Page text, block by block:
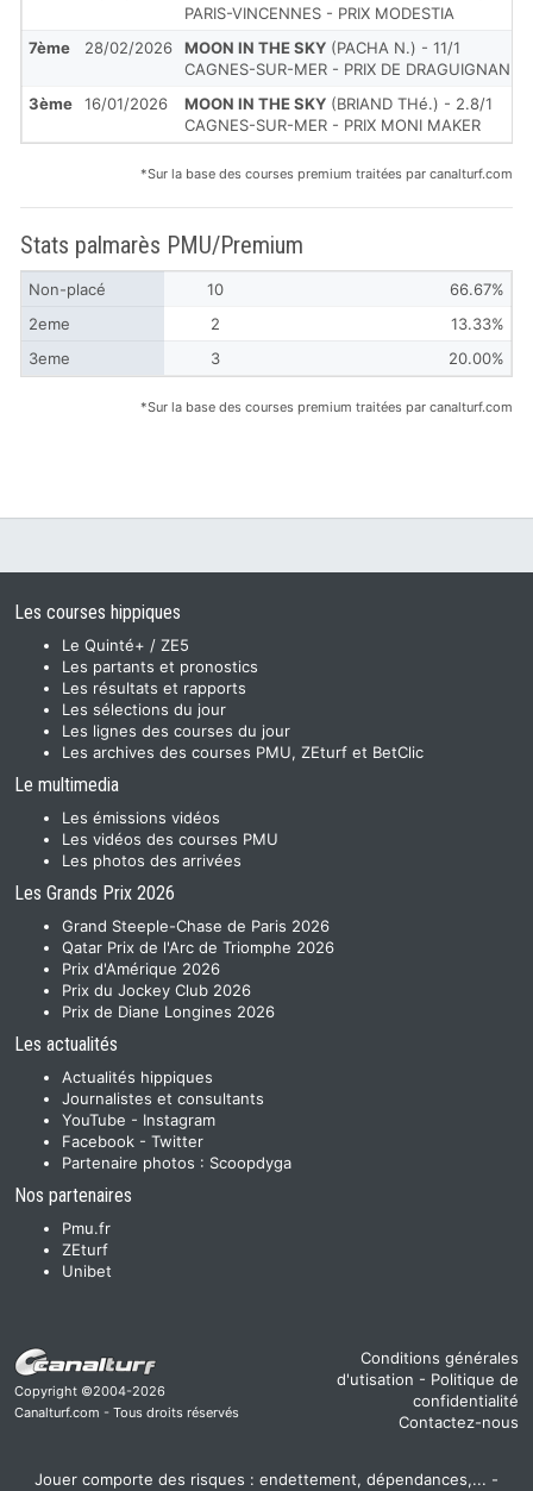
PARIS-VINCENNES - PRIX MODESTIA
7ème
28/02/2026 MOON IN THE SKY (PACHA N.) - 11/1
CAGNES-SUR-MER - PRIX DE DRAGUIGNAN
3ème
16/01/2026 MOON IN THE SKY (BRIAND THé.) - 2.8/1
CAGNES-SUR-MER - PRIX MONI MAKER
*Sur la base des courses premium traitées par canalturf.com
Stats palmarès PMU/Premium
Non-placé 10
66.67%
2eme
2
13.33%
3eme
3 20.00%
*Sur la base des courses premium traitées par canalturf.com
Les courses hippiques
Le Quinté+ / ZE5
Les partants et pronostics
Les résultats et rapports
Les sélections du jour
Les lignes des courses du jour
Les archives des courses PMU, ZEturf et BetClic
Le multimedia
Les émissions vidéos
Les vidéos des courses PMU
Les photos des arrivées
Les Grands Prix 2026
Grand Steeple-Chase de Paris 2026
Qatar Prix de l'Arc de Triomphe 2026
Prix d'Amérique 2026
Prix du Jockey Club 2026
Prix de Diane Longines 2026
Les actualités
Actualités hippiques
Journalistes et consultants
YouTube - Instagram
Facebook - Twitter
Partenaire photos : Scoopdyga
Nos partenaires
Pmu.fr
ZEturf
Unibet
Copyright ©2004-2026
Canalturf.com - Tous droits réservés
Conditions générales
d'utisation - Politique de
confidentialité
Contactez-nous
Jouer comporte des risques : endettement, dépendances,... -